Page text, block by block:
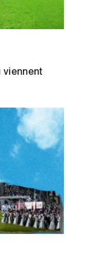
viennent